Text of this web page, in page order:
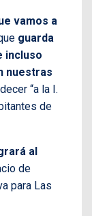
vamos a
guarda
incluso
nuestras
“a la I.
de
al
de
para Las